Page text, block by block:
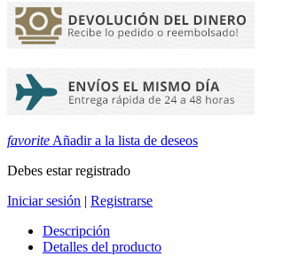
favorite Añadir a la lista de deseos
Debes estar registrado
Iniciar sesión | Registrarse
Descripción
Detalles del producto